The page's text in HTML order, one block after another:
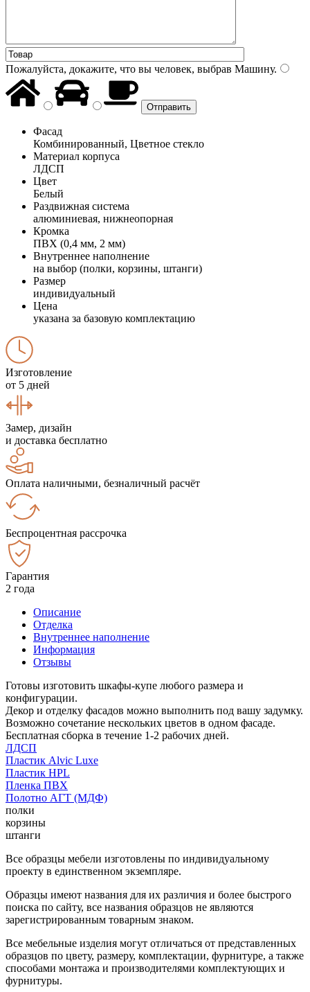
Пожалуйста, докажите, что вы человек, выбрав Машину.
Фасад
Комбинированный, Цветное стекло
Материал корпуса
ЛДСП
Цвет
Белый
Раздвижная система
алюминиевая, нижнеопорная
Кромка
ПВХ (0,4 мм, 2 мм)
Внутреннее наполнение
на выбор (полки, корзины, штанги)
Размер
индивидуальный
Цена
указана за базовую комплектацию
Изготовление
от 5 дней
Замер, дизайн
и доставка бесплатно
Оплата наличными, безналичный расчёт
Беспроцентная рассрочка
Гарантия
2 года
Описание
Отделка
Внутреннее наполнение
Информация
Отзывы
Готовы изготовить шкафы-купе любого размера и
конфигурации.
Декор и отделку фасадов можно выполнить под вашу задумку.
Возможно сочетание нескольких цветов в одном фасаде.
Бесплатная сборка в течение 1-2 рабочих дней.
ЛДСП
Пластик Alvic Luxe
Пластик HPL
Пленка ПВХ
Полотно АГТ (МДФ)
полки
корзины
штанги
Все образцы мебели изготовлены по индивидуальному
проекту в единственном экземпляре.
Образцы имеют названия для их различия и более быстрого
поиска по сайту, все названия образцов не являются
зарегистрированным товарным знаком.
Все мебельные изделия могут отличаться от представленных
образцов по цвету, размеру, комплектации, фурнитуре, а также
способами монтажа и производителями комплектующих и
фурнитуры.